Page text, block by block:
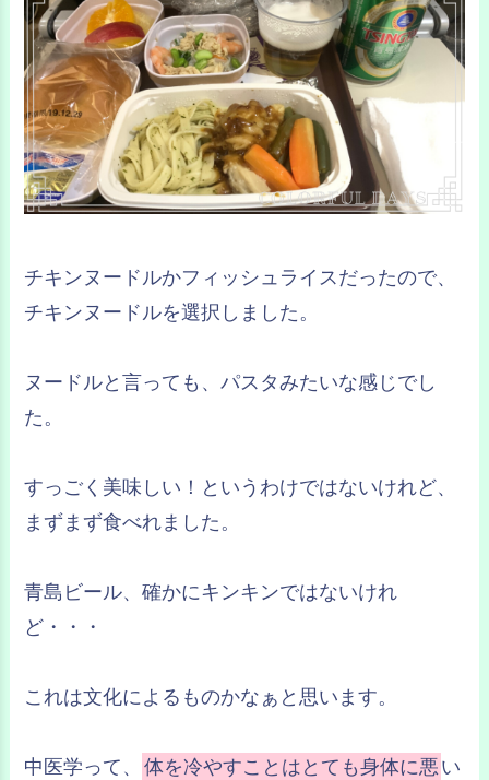
チキンヌードルかフィッシュライスだったので、
チキンヌードルを選択しました。
ヌードルと言っても、パスタみたいな感じでし
た。
すっごく美味しい！というわけではないけれど、
まずまず食べれました。
青島ビール、確かにキンキンではないけれ
ど・・・
これは文化によるものかなぁと思います。
中医学って、 体を冷やすことはとても身体に悪い